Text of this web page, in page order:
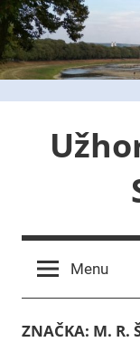
Skip
to
content
Menu
ZNAČKA: M. R.